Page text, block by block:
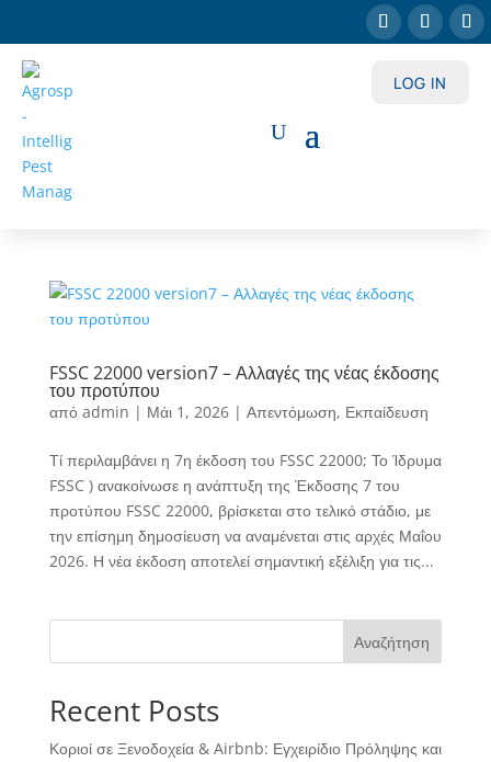
LOG IN
FSSC 22000 version7 – Αλλαγές της νέας έκδοσης
του προτύπου
από admin | Μάι 1, 2026| Απεντόμωση, Εκπαίδευση
Τί περιλαμβάνει η 7η έκδοση του FSSC 22000; Το Ίδρυμα
FSSC ) ανακοίνωσε η ανάπτυξη της Έκδοσης 7 του
προτύπου FSSC 22000, βρίσκεται στο τελικό στάδιο, με
την επίσημη δημοσίευση να αναμένεται στις αρχές Μαΐου
2026. Η νέα έκδοση αποτελεί σημαντική εξέλιξη για τις...
Αναζήτηση
Recent Posts
Κοριοί σε Ξενοδοχεία & Airbnb: Εγχειρίδιο Πρόληψης και